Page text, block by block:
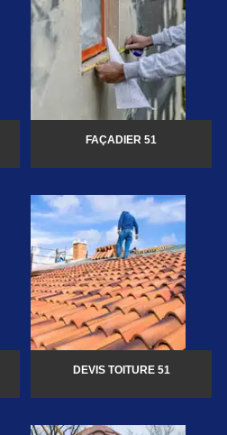
FAÇADIER 51
DEVIS TOITURE 51